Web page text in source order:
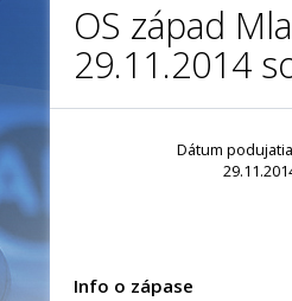
OS západ
29.11.2014
Dátum
Info o zápase